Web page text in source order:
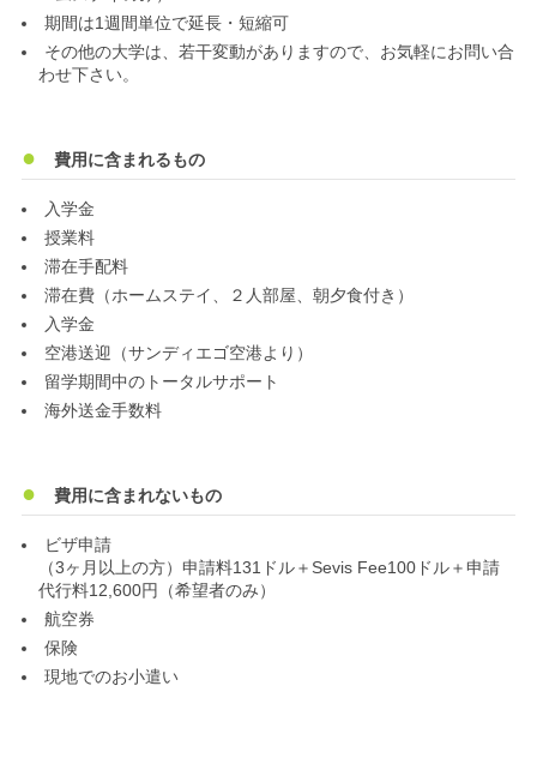
期間は1週間単位で延長・短縮可
その他の大学は、若干変動がありますので、お気軽にお問い合
わせ下さい。
費用に含まれるもの
入学金
授業料
滞在手配料
滞在費（ホームステイ、２人部屋、朝夕食付き）
入学金
空港送迎（サンディエゴ空港より）
留学期間中のトータルサポート
海外送金手数料
費用に含まれないもの
ビザ申請
（3ヶ月以上の方）申請料131ドル＋Sevis Fee100ドル＋申請
代行料12,600円（希望者のみ）
航空券
保険
現地でのお小遣い